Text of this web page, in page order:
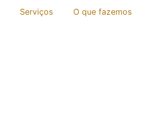
Serviços O que fazemos